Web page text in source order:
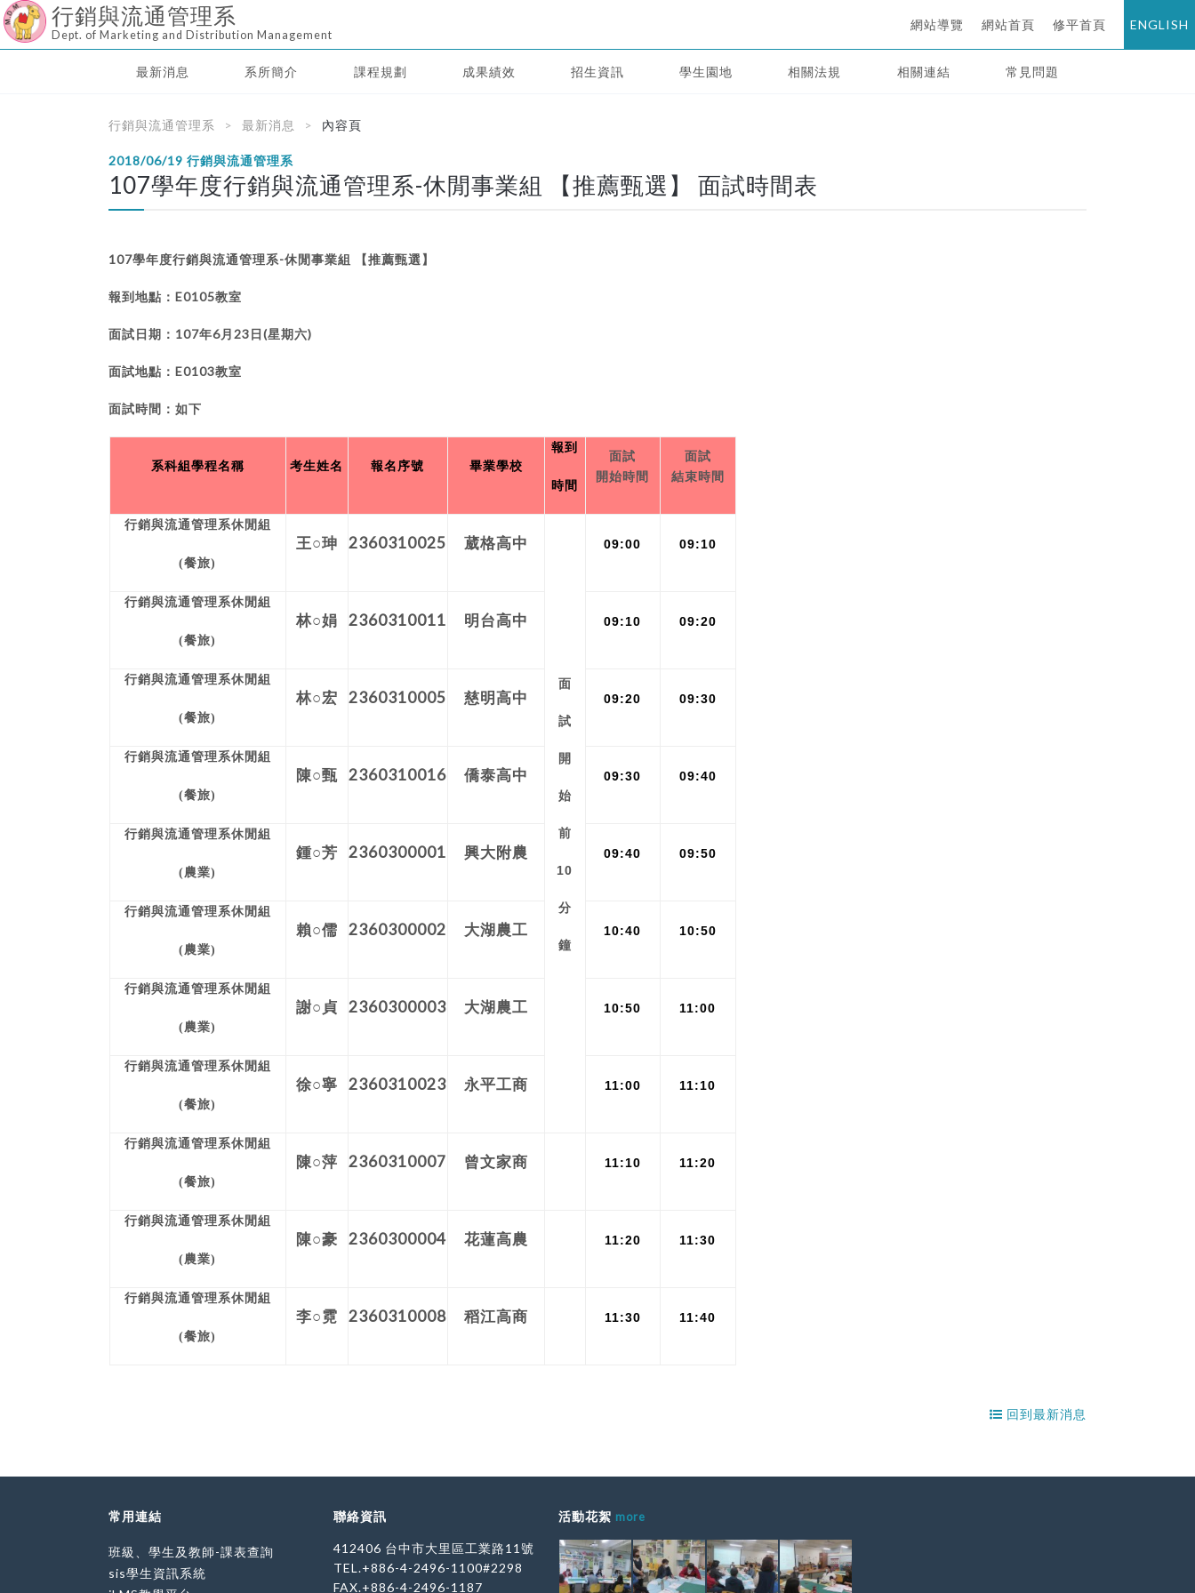
行銷與流通管理系
Dept. of Marketing and Distribution Management
網站導覽 網站首頁 修平首頁 ENGLISH
最新消息 系所簡介 課程規劃 成果績效 招生資訊 學生園地 相關法規 相關連結 常見問題
行銷與流通管理系 最新消息 內容頁
2018/06/19 行銷與流通管理系
107學年度行銷與流通管理系-休閒事業組 【推薦甄選】 面試時間表
107學年度行銷與流通管理系-休閒事業組 【推薦甄選】
報到地點：E0105教室
面試日期：107年6月23日(星期六)
面試地點：E0103教室
面試時間：如下
系科組學程名稱 考生姓名 報名序號 畢業學校
報到
時間
面試
開始時間
面試
結束時間
行銷與流通管理系休閒組
(餐旅)
王○珅 2360310025 葳格高中
面
試
開
始
前
10
分
鐘
09:00 09:10
行銷與流通管理系休閒組
(餐旅)
林○娟 2360310011 明台高中 09:10 09:20
行銷與流通管理系休閒組
(餐旅)
林○宏 2360310005 慈明高中 09:20 09:30
行銷與流通管理系休閒組
(餐旅)
陳○甄 2360310016 僑泰高中 09:30 09:40
行銷與流通管理系休閒組
(農業)
鍾○芳 2360300001 興大附農 09:40 09:50
行銷與流通管理系休閒組
(農業)
賴○儒 2360300002 大湖農工 10:40 10:50
行銷與流通管理系休閒組
(農業)
謝○貞 2360300003 大湖農工 10:50 11:00
行銷與流通管理系休閒組
(餐旅)
徐○寧 2360310023 永平工商 11:00 11:10
行銷與流通管理系休閒組
(餐旅)
陳○萍 2360310007 曾文家商 11:10 11:20
行銷與流通管理系休閒組
(農業)
陳○豪 2360300004 花蓮高農 11:20 11:30
行銷與流通管理系休閒組
(餐旅)
李○霓 2360310008 稻江高商 11:30 11:40
回到最新消息
常用連結
班級、學生及教師-課表查詢
sis學生資訊系統
聯絡資訊
412406 台中市大里區工業路11號
TEL.+886-4-2496-1100#2298
FAX.+886-4-2496-1187
活動花絮 more